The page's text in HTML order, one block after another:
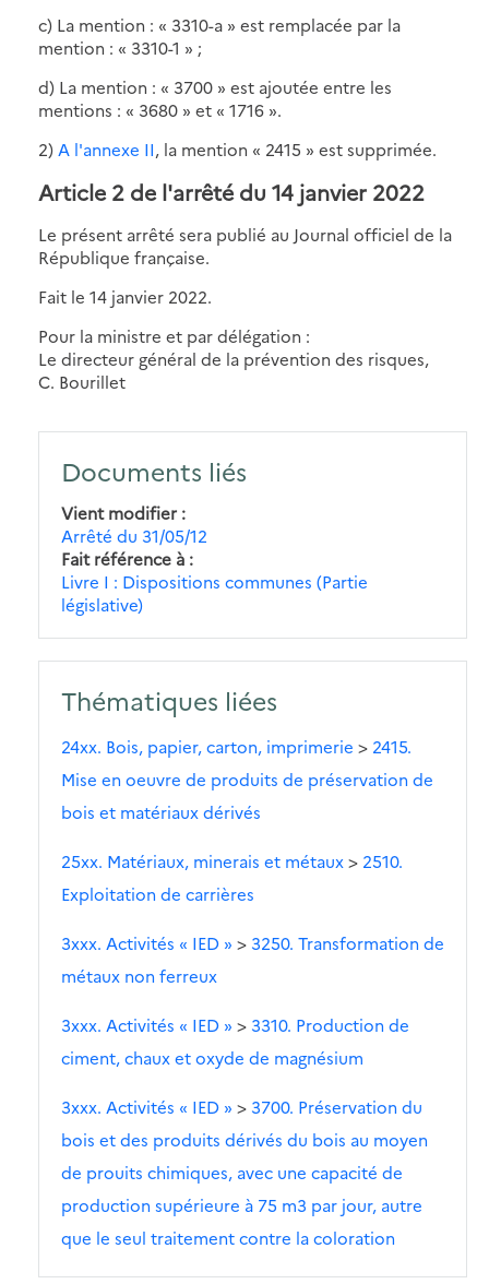
c) La mention : « 3310-a » est remplacée par la
mention : « 3310-1 » ;
d) La mention : « 3700 » est ajoutée entre les
mentions : « 3680 » et « 1716 ».
2) A l'annexe II, la mention « 2415 » est supprimée.
Article 2 de l'arrêté du 14 janvier 2022
Le présent arrêté sera publié au Journal officiel de la
République française.
Fait le 14 janvier 2022.
Pour la ministre et par délégation :
Le directeur général de la prévention des risques,
C. Bourillet
Documents liés
Vient modifier
Arrêté du 31/05/12
Fait référence à
Livre I : Dispositions communes (Partie
législative)
Thématiques liées
24xx. Bois, papier, carton, imprimerie > 2415.
Mise en oeuvre de produits de préservation de
bois et matériaux dérivés
25xx. Matériaux, minerais et métaux> 2510.
Exploitation de carrières
3xxx. Activités « IED » > 3250. Transformation de
métaux non ferreux
3xxx. Activités « IED » > 3310. Production de
ciment, chaux et oxyde de magnésium
3xxx. Activités « IED » > 3700. Préservation du
bois et des produits dérivés du bois au moyen
de prouits chimiques, avec une capacité de
production supérieure à 75 m3 par jour, autre
que le seul traitement contre la coloration